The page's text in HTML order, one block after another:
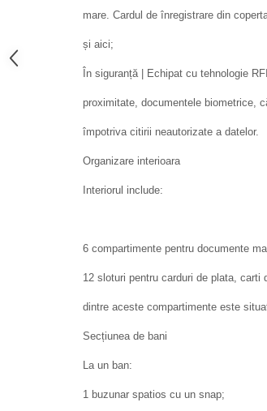
mare. Cardul de înregistrare din
și aici;
În siguranță | Echipat cu tehnologie
proximitate, documentele biometrice,
împotriva citirii neautorizate a datelor.
Organizare interioara
Interiorul include:
6 compartimente pentru documente
12 sloturi pentru carduri de plata,
dintre aceste compartimente este
Secțiunea de bani
La un ban:
1 buzunar spatios cu un snap;